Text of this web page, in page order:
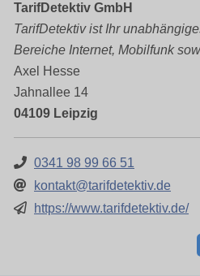
TarifDetektiv GmbH
TarifDetektiv ist Ihr
Bereiche Internet, Mobilfunk
Axel Hesse
Jahnallee 14
04109 Leipzig
0341 98 99 66 51
kontakt@tarifdetektiv.de
https://www.tarifdetektiv.de/